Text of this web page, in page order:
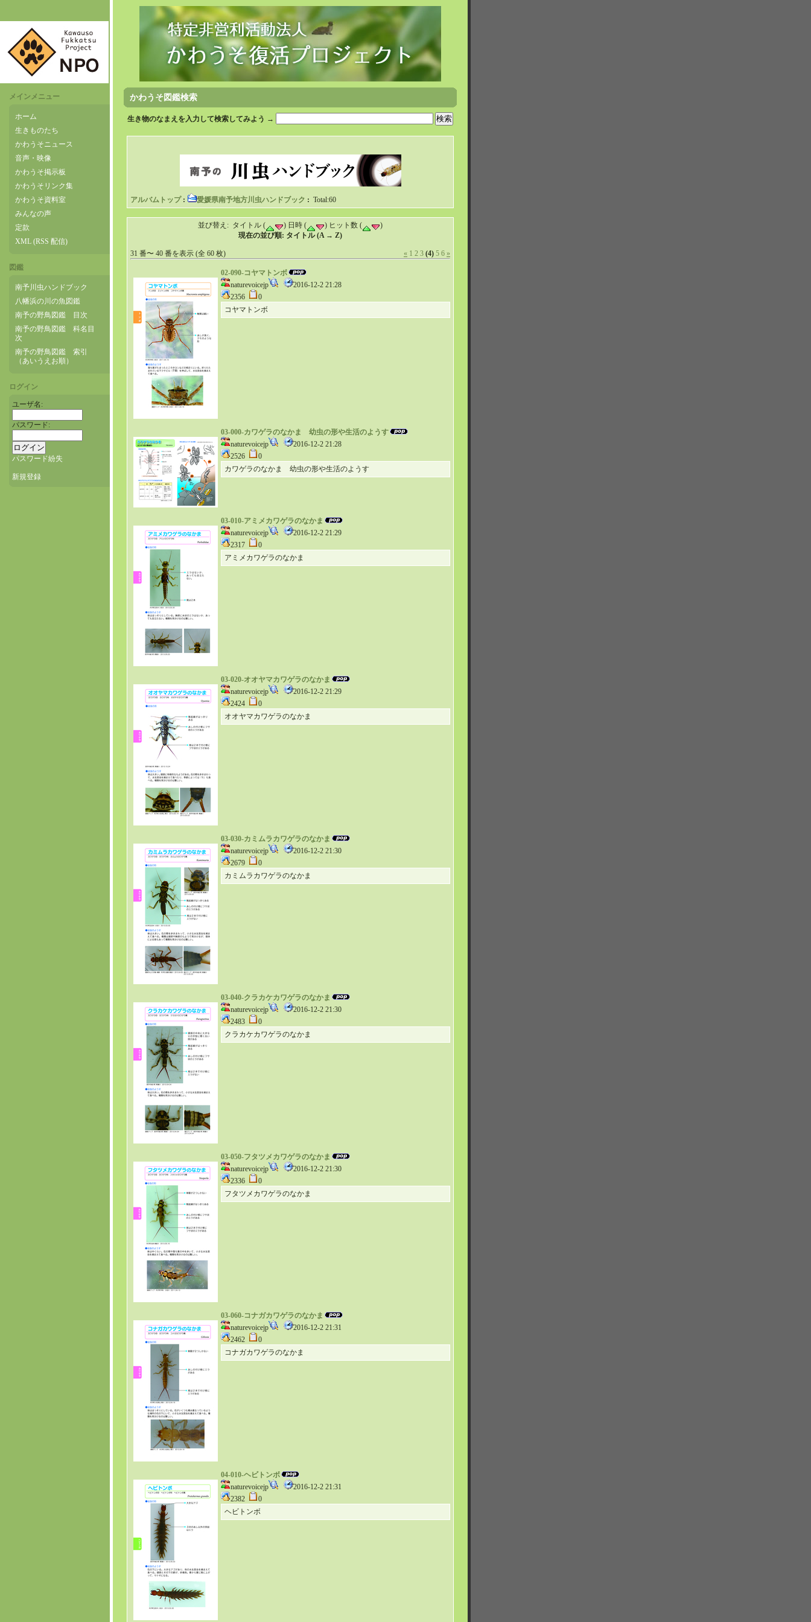
メインメニュー
ホーム
生きものたち
かわうそニュース
音声・映像
かわうそ掲示板
かわうそリンク集
かわうそ資料室
みんなの声
定款
XML (RSS 配信)
図鑑
南予川虫ハンドブック
八幡浜の川の魚図鑑
南予の野鳥図鑑 目次
南予の野鳥図鑑 科名目
次
南予の野鳥図鑑 索引
（あいうえお順）
ログイン
ユーザ名:
パスワード:
パスワード紛失
新規登録
かわうそ図鑑検索
生き物のなまえを入力して検索してみよう →
アルバムトップ: 愛媛県南予地方川虫ハンドブック : Total:60
並び替え: タイトル ( ) 日時 ( ) ヒット数 (
)
現在の並び順: タイトル (A → Z)
31 番〜 40 番を表示 (全 60 枚) « 1 2 3 (4) 5 6 »
02-090-コヤマトンボ
naturevoicejp
2016-12-2 21:28
2356
0
コヤマトンボ
03-000-カワゲラのなかま 幼虫の形や生活のようす
naturevoicejp
2016-12-2 21:28
2526
0
カワゲラのなかま 幼虫の形や生活のようす
03-010-アミメカワゲラのなかま
naturevoicejp
2016-12-2 21:29
2317
0
アミメカワゲラのなかま
03-020-オオヤマカワゲラのなかま
naturevoicejp
2016-12-2 21:29
2424
0
オオヤマカワゲラのなかま
03-030-カミムラカワゲラのなかま
naturevoicejp
2016-12-2 21:30
2679
0
カミムラカワゲラのなかま
03-040-クラカケカワゲラのなかま
naturevoicejp
2016-12-2 21:30
2483
0
クラカケカワゲラのなかま
03-050-フタツメカワゲラのなかま
naturevoicejp
2016-12-2 21:30
2336
0
フタツメカワゲラのなかま
03-060-コナガカワゲラのなかま
naturevoicejp
2016-12-2 21:31
2462
0
コナガカワゲラのなかま
04-010-ヘビトンボ
naturevoicejp
2016-12-2 21:31
2382
0
ヘビトンボ